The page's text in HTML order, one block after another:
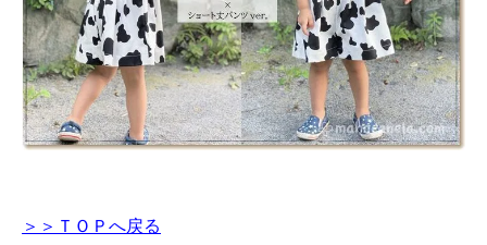
＞＞ＴＯＰへ戻る